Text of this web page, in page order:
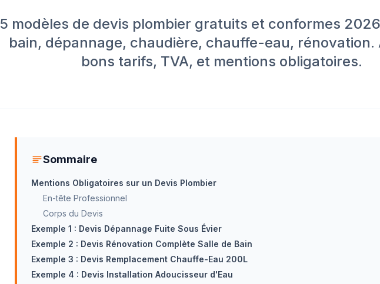
5 modèles de devis plombier gratuits et conformes
bain, dépannage, chaudière, chauffe-eau, rénovation.
bons tarifs, TVA, et mentions obligatoires.
Sommaire
Mentions Obligatoires sur un Devis Plombier
En-tête Professionnel
Corps du Devis
Exemple 1 : Devis Dépannage Fuite Sous Évier
Exemple 2 : Devis Rénovation Complète Salle de Bain
Exemple 3 : Devis Remplacement Chauffe-Eau 200L
Exemple 4 : Devis Installation Adoucisseur d'Eau